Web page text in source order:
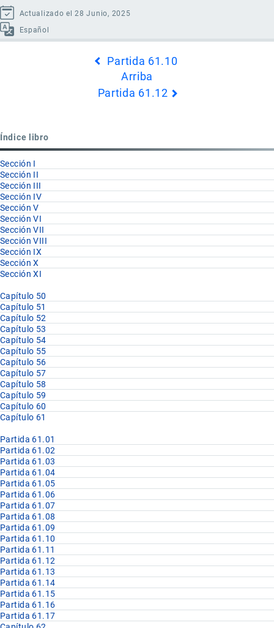
Actualizado el 28 Junio, 2025
Español
61.11
Partida 61.10
Arriba
Partida 61.12
Índice libro
Sección I
Sección II
Sección III
Sección IV
Sección V
Sección VI
Sección VII
Sección VIII
Sección IX
Sección X
Sección XI
Capítulo 50
Capítulo 51
Capítulo 52
Capítulo 53
Capítulo 54
Capítulo 55
Capítulo 56
Capítulo 57
Capítulo 58
Capítulo 59
Capítulo 60
Capítulo 61
Partida 61.01
Partida 61.02
Partida 61.03
Partida 61.04
Partida 61.05
Partida 61.06
Partida 61.07
Partida 61.08
Partida 61.09
Partida 61.10
Partida 61.11
Partida 61.12
Partida 61.13
Partida 61.14
Partida 61.15
Partida 61.16
Partida 61.17